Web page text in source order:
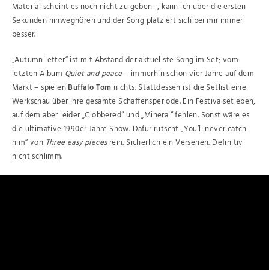
Material scheint es noch nicht zu geben -, kann ich über die ersten
Sekunden hinweghören und der Song platziert sich bei mir immer
besser.
„Autumn letter“ ist mit Abstand der aktuellste Song im Set; vom
letzten Album Quiet and peace– immerhin schon vier Jahre auf dem
Markt – spielenBuffalo Tom nichts. Stattdessen ist die Setlist eine
Werkschau über ihre gesamte Schaffensperiode. Ein Festivalset eben,
auf dem aber leider „Clobbered“ und „Mineral“ fehlen. Sonst wäre es
die ultimative 1990er Jahre Show. Dafür rutscht „You’ll never catch
him“ von Three easy piecesrein. Sicherlich ein Versehen. Definitiv
nicht schlimm.